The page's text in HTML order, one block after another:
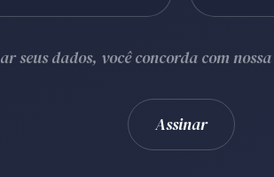
seus dados, você concorda com nossa